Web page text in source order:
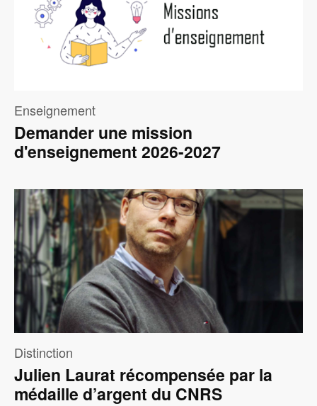
Enseignement
Demander une mission
d'enseignement 2026-2027
Image
Distinction
Julien Laurat récompensée par la
médaille d’argent du CNRS